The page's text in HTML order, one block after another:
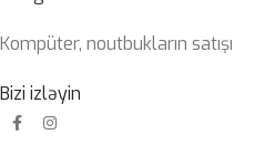
Kompüter, noutbukların satışı
Bizi izləyin